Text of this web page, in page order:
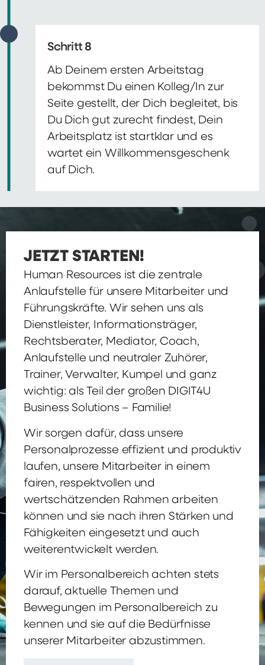
Schritt 8
Ab Deinem ersten Arbeitstag
bekommst Du einen Kolleg/In zur
Seite gestellt, der Dich begleitet, bis
Du Dich gut zurecht findest, Dein
Arbeitsplatz ist startklar und es
wartet ein Willkommensgeschenk
auf Dich.
JETZT STARTEN!
Human Resources ist die zentrale
Anlaufstelle für unsere Mitarbeiter und
Führungskräfte. Wir sehen uns als
Dienstleister, Informationsträger,
Rechtsberater, Mediator, Coach,
Anlaufstelle und neutraler Zuhörer,
Trainer, Verwalter, Kumpel und ganz
wichtig: als Teil der großen DIGIT4U
Business Solutions – Familie!
Wir sorgen dafür, dass unsere
Personalprozesse effizient und produktiv
laufen, unsere Mitarbeiter in einem
fairen, respektvollen und
wertschätzenden Rahmen arbeiten
können und sie nach ihren Stärken und
Fähigkeiten eingesetzt und auch
weiterentwickelt werden.
Wir im Personalbereich achten stets
darauf, aktuelle Themen und
Bewegungen im Personalbereich zu
kennen und sie auf die Bedürfnisse
unserer Mitarbeiter abzustimmen.